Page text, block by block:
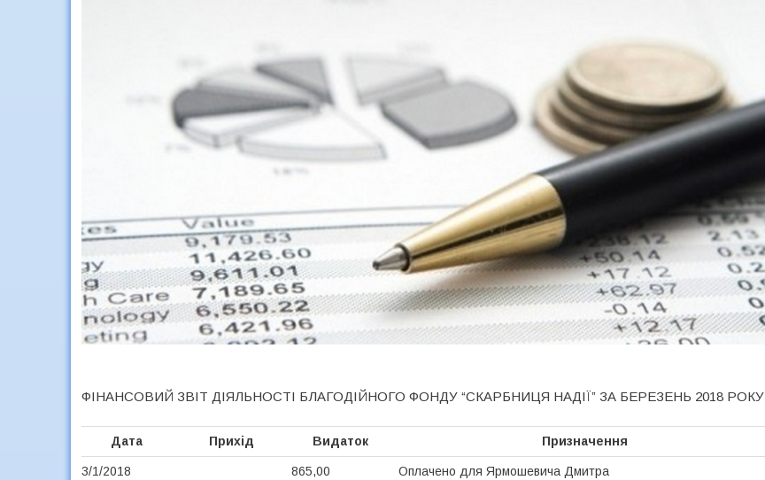
ФІНАНСОВИЙ ЗВІТ ДІЯЛЬНОСТІ БЛАГОДІЙНОГО ФОНДУ “СКАРБНИЦЯ НАДІЇ” ЗА БЕРЕЗЕНЬ 2018 РОКУ
Дата Прихід Видаток Призначення
3/1/2018 865,00
Оплачено для Ярмошевича Дмитра